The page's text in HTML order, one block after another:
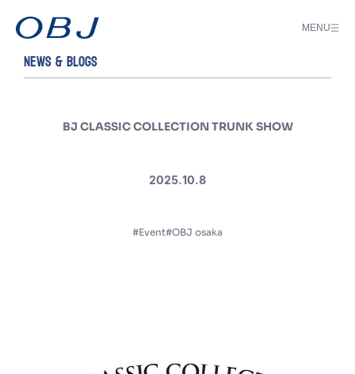
MENU
NEWS & BLOGS
BJ CLASSIC COLLECTION TRUNK SHOW
2025.10.8
#Event#OBJ osaka